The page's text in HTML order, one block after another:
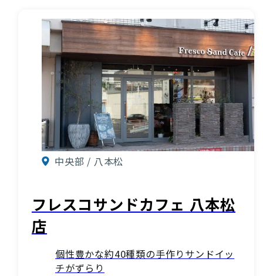
中央部 / 八本松
フレスコサンドカフェ 八本松
店
個性豊かな約40種類の手作りサンドイッ
チがずらり